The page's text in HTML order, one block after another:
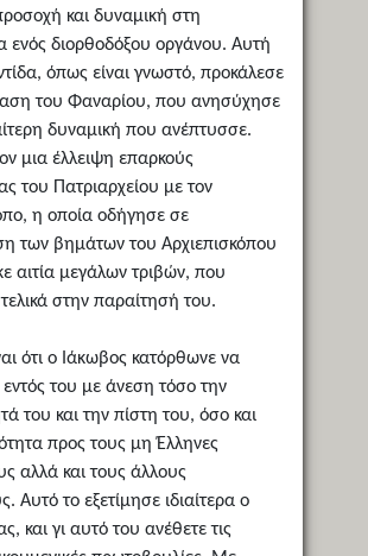
και δυναμική στη
ενός διορθοδόξου οργάνου. Αυτή
όπως είναι γνωστό, προκάλεσε
του Φαναρίου, που ανησύχησε
δυναμική που ανέπτυσσε.
μια έλλειψη επαρκούς
του Πατριαρχείου με τον
η οποία οδήγησε σε
των βημάτων του Αρχιεπισκόπου
αιτία μεγάλων τριβών, που
στην παραίτησή του.
ότι ο Ιάκωβος κατόρθωνε να
του με άνεση τόσο την
του και την πίστη του, όσο και
προς τους μη Έλληνες
αλλά και τους άλλους
Αυτό το εξετίμησε ιδιαίτερα ο
και γι αυτό του ανέθετε τις